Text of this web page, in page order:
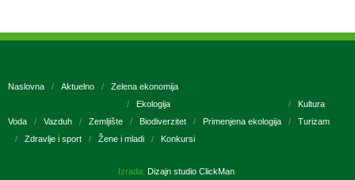
Naslovna Aktuelno
Zelena ekonomija
Ekologija
Voda
Vazduh Zemljište Biodiverzitet Primenjena ekologija
Kultura
Turizam
Zdravlje i sport
Žene i mladi Konkursi
Izrada: Dizajn studio ClickMan